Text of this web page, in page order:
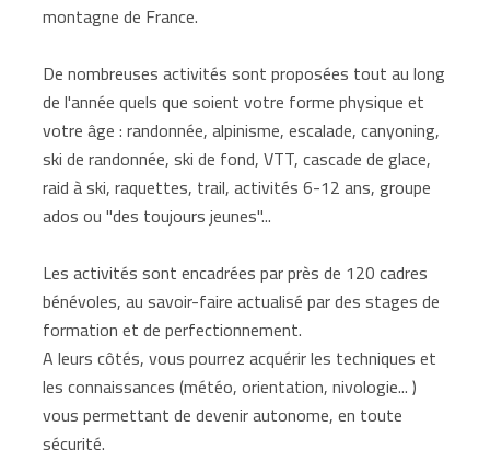
montagne de France.
De nombreuses activités sont proposées tout au long
de l'année quels que soient votre forme physique et
votre âge : randonnée, alpinisme, escalade, canyoning,
ski de randonnée, ski de fond, VTT, cascade de glace,
raid à ski, raquettes, trail, activités 6-12 ans, groupe
ados ou "des toujours jeunes"...
Les activités sont encadrées par près de 120 cadres
bénévoles, au savoir-faire actualisé par des stages de
formation et de perfectionnement.
A leurs côtés, vous pourrez acquérir les techniques et
les connaissances (météo, orientation, nivologie... )
vous permettant de devenir autonome, en toute
sécurité.